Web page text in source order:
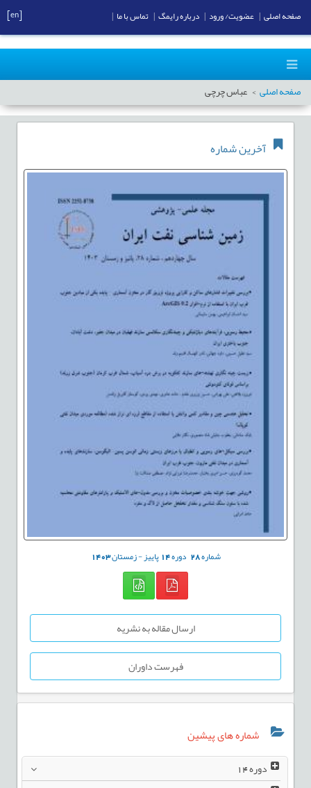
صفحه اصلی عباس چرچی
آخرین شماره
شماره28 دوره14پاییز - زمستان1403
ارسال مقاله به نشریه
فهرست داوران
شماره های پیشین
دوره14
صفحه اصلی عضویت/ ورود درباره رایمگ تماس با ما